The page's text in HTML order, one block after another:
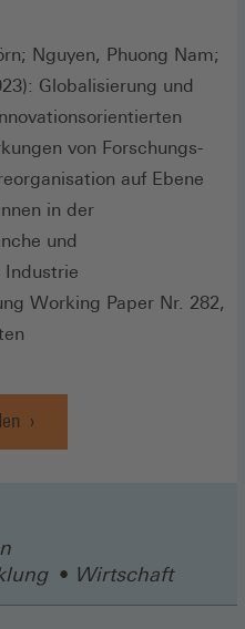
Nguyen, Phuong Nam;
Globalisierung und
von Forschungs-
auf Ebene
in der
und
Industrie
Working Paper Nr. 282,
Wirtschaft